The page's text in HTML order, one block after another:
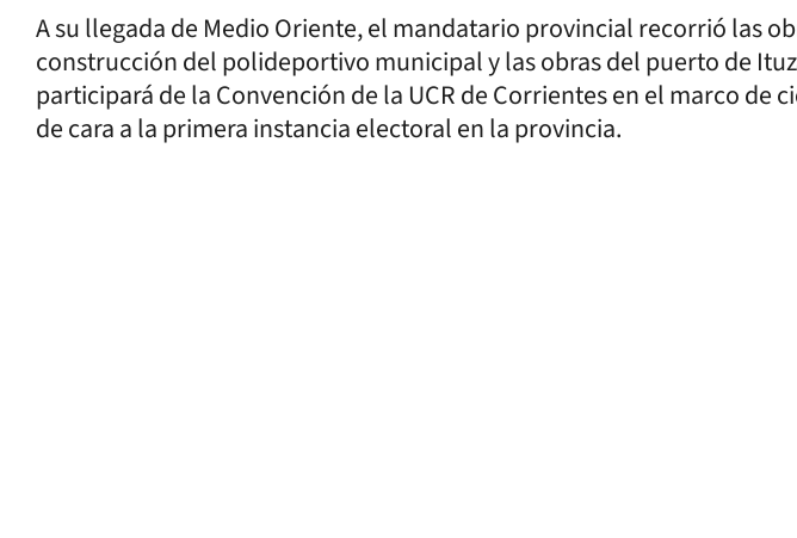
A su llegada de Medio Oriente, el mandatario provincial recorrió las
construcción del polideportivo municipal y las obras del puerto de
participará de la Convención de la UCR de Corrientes en el marco de
de cara a la primera instancia electoral en la provincia.